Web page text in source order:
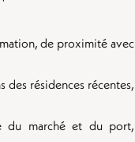
de proximité avec
résidences récentes,
du marché et du port,